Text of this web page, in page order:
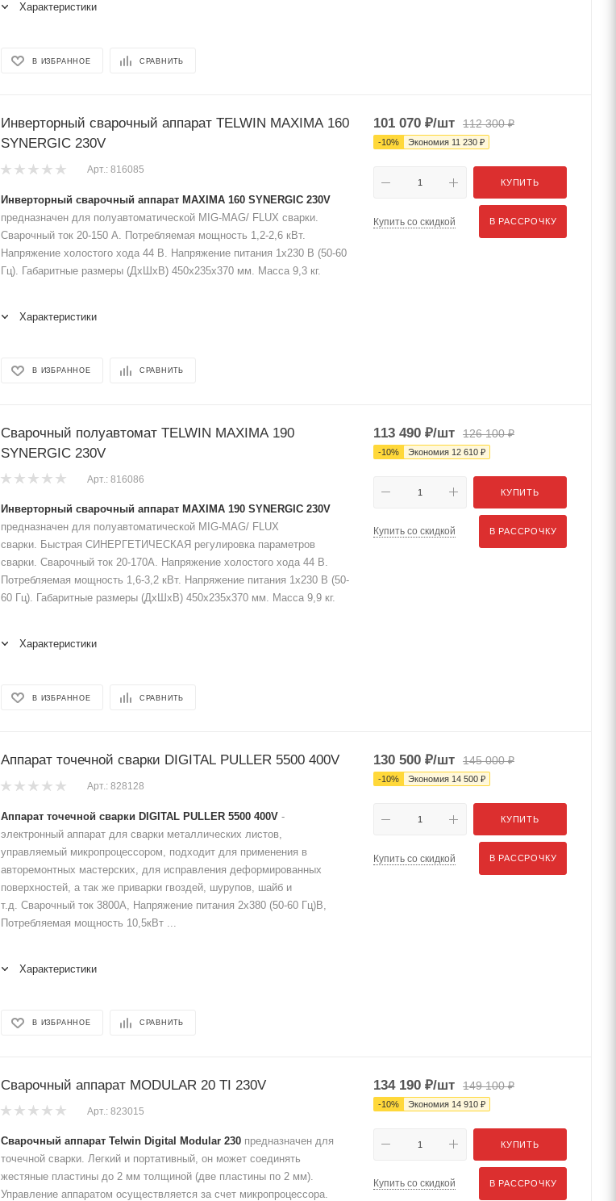
Характеристики
В ИЗБРАННОЕ СРАВНИТЬ
Инверторный сварочный аппарат TELWIN MAXIMA 160
SYNERGIC 230V
Арт.: 816085
Инверторный сварочный аппарат MAXIMA 160 SYNERGIC 230V
предназначен для полуавтоматической MIG-MAG/ FLUX сварки.
Сварочный ток 20-150 А. Потребляемая мощность 1,2-2,6 кВт.
Напряжение холостого хода 44 В. Напряжение питания 1х230 В (50-60
Гц). Габаритные размеры (ДхШхВ) 450х235х370 мм. Масса 9,3 кг.
Характеристики
В ИЗБРАННОЕ СРАВНИТЬ
101 070 ₽/шт 112 300₽
-10% Экономия 11 230 ₽
КУПИТЬ
Купить со скидкой В РАССРОЧКУ
Сварочный полуавтомат TELWIN MAXIMA 190
SYNERGIC 230V
Арт.: 816086
Инверторный сварочный аппарат MAXIMA 190 SYNERGIC 230V
предназначен для полуавтоматической MIG-MAG/ FLUX
сварки. Быстрая СИНЕРГЕТИЧЕСКАЯ регулировка параметров
сварки. Сварочный ток 20-170А. Напряжение холостого хода 44 В.
Потребляемая мощность 1,6-3,2 кВт. Напряжение питания 1х230 В (50-
60 Гц). Габаритные размеры (ДхШхВ) 450х235х370 мм. Масса 9,9 кг.
Характеристики
В ИЗБРАННОЕ СРАВНИТЬ
113 490 ₽/шт 126 100₽
-10% Экономия 12 610 ₽
КУПИТЬ
Купить со скидкой В РАССРОЧКУ
Аппарат точечной сварки DIGITAL PULLER 5500 400V
Арт.: 828128
Аппарат точечной сварки DIGITAL PULLER 5500 400V -
электронный аппарат для сварки металлических листов,
управляемый микропроцессором, подходит для применения в
авторемонтных мастерских, для исправления деформированных
поверхностей, а так же приварки гвоздей, шурупов, шайб и
т.д. Сварочный ток 3800А, Напряжение питания 2х380 (50-60 Гц)В,
Потребляемая мощность 10,5кВт ...
Характеристики
В ИЗБРАННОЕ СРАВНИТЬ
130 500 ₽/шт 145 000₽
-10% Экономия 14 500 ₽
КУПИТЬ
Купить со скидкой В РАССРОЧКУ
Сварочный аппарат MODULAR 20 TI 230V
Арт.: 823015
Сварочный аппарат Telwin Digital Modular 230 предназначен для
точечной сварки. Легкий и портативный, он может соединять
жестяные пластины до 2 мм толщиной (две пластины по 2 мм).
Управление аппаратом осуществляется за счет микропроцессора.
134 190 ₽/шт 149 100₽
-10% Экономия 14 910 ₽
КУПИТЬ
Купить со скидкой В РАССРОЧКУ